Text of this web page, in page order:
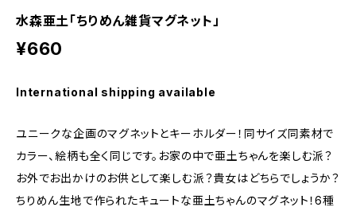
水森亜土「ちりめん雑貨マグネット」
¥660
International shipping available
ユニークな企画のマグネットとキーホルダー！同サイズ同素材で
カラー、絵柄も全く同じです。お家の中で亜土ちゃんを楽しむ派？
お外でお出かけのお供として楽しむ派？貴女はどちらでしょうか？
ちりめん生地で作られたキュートな亜土ちゃんのマグネット！6種